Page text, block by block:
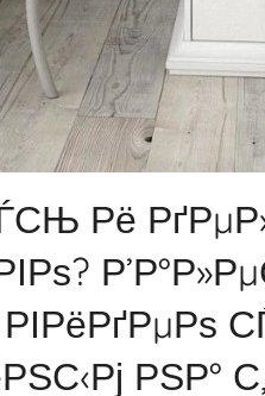
Рё
РІРёРґРµРѕ
РЅР°